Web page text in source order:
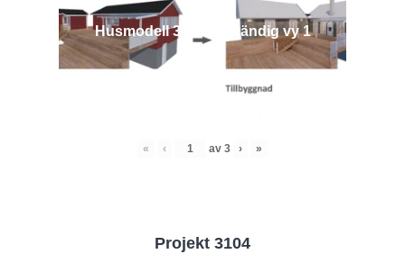
Husmodell 3442 - Utvändig vy 1
« ‹ av 3 › »
Projekt 3104